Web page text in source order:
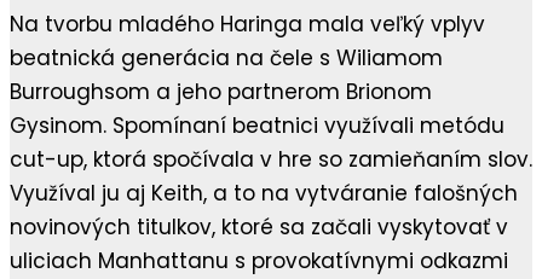
Na tvorbu mladého Haringa mala veľký vplyv
beatnická generácia na čele s Wiliamom
Burroughsom a jeho partnerom Brionom
Gysinom. Spomínaní beatnici využívali metódu
cut-up, ktorá spočívala v hre so zamieňaním slov.
Využíval ju aj Keith, a to na vytváranie falošných
novinových titulkov, ktoré sa začali vyskytovať v
uliciach Manhattanu s provokatívnymi odkazmi